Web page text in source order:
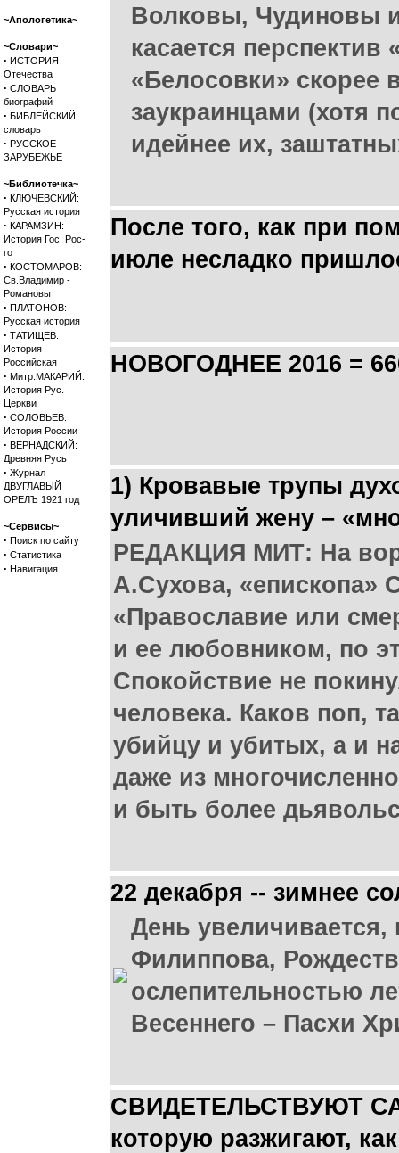
~Апологетика~
~Словари~
· ИСТОРИЯ
Отечества
· СЛОВАРЬ
биографий
· БИБЛЕЙСКИЙ
словарь
· РУССКОЕ
ЗАРУБЕЖЬЕ
~Библиотечка~
· КЛЮЧЕВСКИЙ:
Русская история
· КАРАМЗИН:
История Гос. Рос-
го
· КОСТОМАРОВ:
Св.Владимир -
Романовы
· ПЛАТОНОВ:
Русская история
· ТАТИЩЕВ:
История
Российская
· Митр.МАКАРИЙ:
История Рус.
Церкви
· СОЛОВЬЕВ:
История России
· ВЕРНАДСКИЙ:
Древняя Русь
· Журнал
ДВУГЛАВЫЙ
ОРЕЛЪ 1921 год
~Сервисы~
· Поиск по сайту
· Статистика
· Навигация
Волковы, Чудиновы
касается
«Белосовки» скорее
заукраинцами (хотя
идейнее их,
После того, как при
июле несладко
НОВОГОДНЕЕ 2016 =
1) Кровавые трупы
уличивший жену –
РЕДАКЦИЯ МИТ: На
А.Сухова, «епископа»
«Православие или
и ее любовником, по
Спокойствие не
человека. Каков поп,
убийцу и убитых, а и
даже из
и быть более
22 декабря -- зимнее
День
Филиппова,
ослепительностью
Весеннего – Пасхи
СВИДЕТЕЛЬСТВУЮТ
которую разжигают,